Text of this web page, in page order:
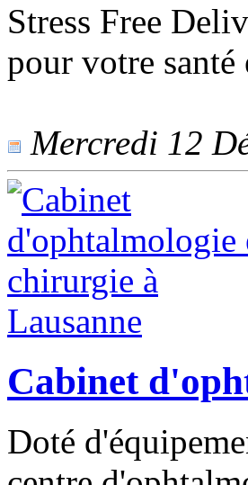
Stress Free
pour votre santé
Mercredi 12
Cabinet
Doté